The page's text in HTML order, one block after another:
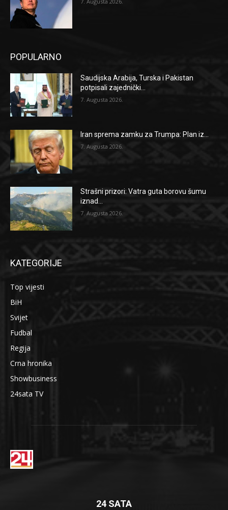
POPULARNO
Saudijska Arabija, Turska i Pakistan
potpisali zajednički...
7. Augusta 2026.
Iran sprema zamku za Trumpa: Plan iz...
7. Augusta 2026.
Strašni prizori: Vatra guta borovu šumu
iznad...
7. Augusta 2026.
KATEGORIJE
Top vijesti
BiH
Svijet
Fudbal
Regija
Crna hronika
Showbusiness
24sata TV
24 SATA